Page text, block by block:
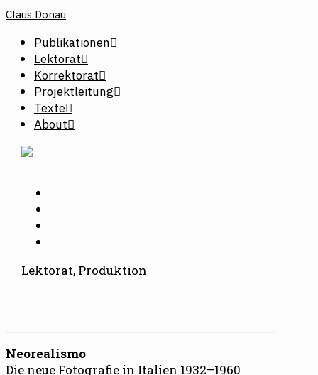
Claus Donau
Publikationen
Lektorat
Korrektorat
Projektleitung
Texte
About
Lektorat, Produktion
Neorealismo
Die neue Fotografie in Italien 1932–1960